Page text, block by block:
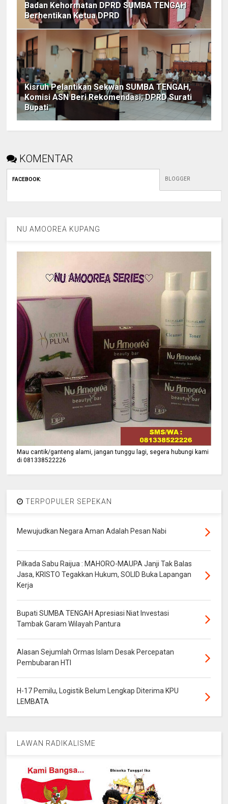
Badan Kehormatan DPRD SUMBA TENGAH
Berhentikan Ketua DPRD
Kisruh Pelantikan Sekwan SUMBA TENGAH,
Komisi ASN Beri Rekomendasi; DPRD Surati
Bupati
KOMENTAR
FACEBOOK: BLOGGER
NU AMOOREA KUPANG
Mau cantik/ganteng alami, jangan tunggu lagi, segera hubungi kami
di 081338522226
TERPOPULER SEPEKAN
Mewujudkan Negara Aman Adalah Pesan Nabi
Pilkada Sabu Raijua : MAHORO-MAUPA Janji Tak Balas
Jasa, KRISTO Tegakkan Hukum, SOLID Buka Lapangan
Kerja
Bupati SUMBA TENGAH Apresiasi Niat Investasi
Tambak Garam Wilayah Pantura
Alasan Sejumlah Ormas Islam Desak Percepatan
Pembubaran HTI
H-17 Pemilu, Logistik Belum Lengkap Diterima KPU
LEMBATA
LAWAN RADIKALISME